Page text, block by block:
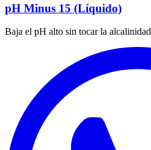
pH Minus 15 (Líquido)
Baja el pH alto sin tocar la alcalinidad